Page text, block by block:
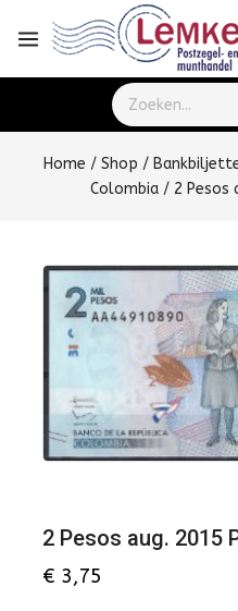
Home / Shop /
Colombia / 2 Pesos
2 Pesos aug. 2015
€ 3,75